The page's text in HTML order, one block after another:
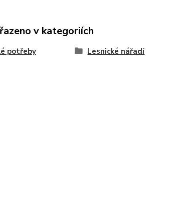
v kategoriích
potřeby Lesnické nářadí